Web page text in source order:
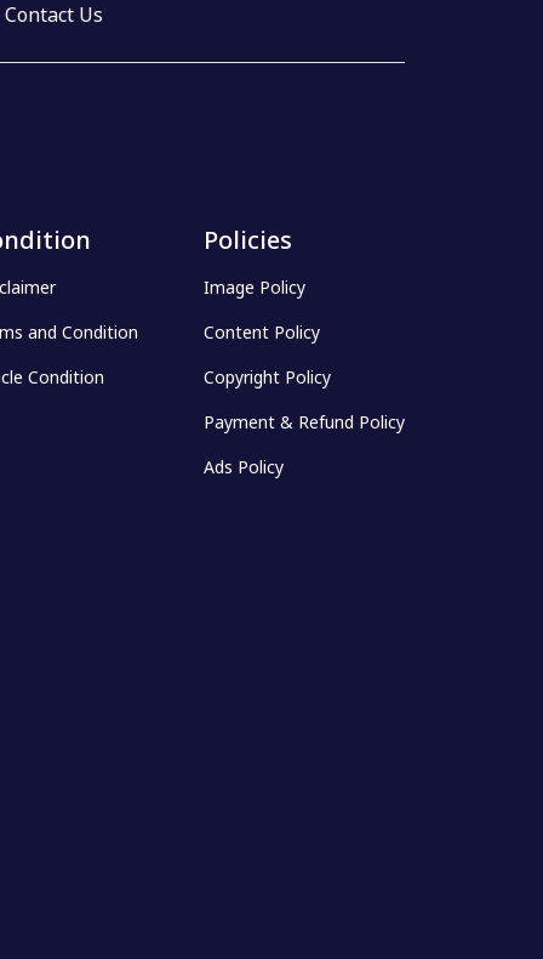
Contact Us
and Condition
Condition
Policies
Image Policy
Content Policy
Copyright Policy
Payment & Refund Policy
Ads Policy